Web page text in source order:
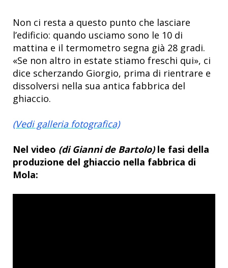
Non ci resta a questo punto che lasciare
l’edificio: quando usciamo sono le 10 di
mattina e il termometro segna già 28 gradi.
«Se non altro in estate stiamo freschi qui», ci
dice scherzando Giorgio, prima di rientrare e
dissolversi nella sua antica fabbrica del
ghiaccio.
(Vedi galleria fotografica)
Nel video (di Gianni de Bartolo)le fasi della
produzione del ghiaccio nella fabbrica di
Mola: